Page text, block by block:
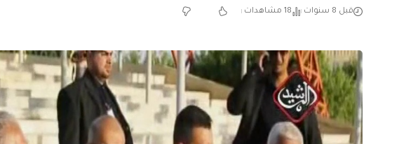
قبل 8 سنوات 18 مشاهدات